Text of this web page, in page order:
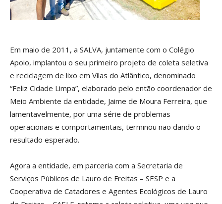
Em maio de 2011, a SALVA, juntamente com o Colégio
Apoio, implantou o seu primeiro projeto de coleta seletiva
e reciclagem de lixo em Vilas do Atlântico, denominado
“Feliz Cidade Limpa”, elaborado pelo então coordenador de
Meio Ambiente da entidade, Jaime de Moura Ferreira, que
lamentavelmente, por uma série de problemas
operacionais e comportamentais, terminou não dando o
resultado esperado.
Agora a entidade, em parceria com a Secretaria de
Serviços Públicos de Lauro de Freitas – SESP e a
Cooperativa de Catadores e Agentes Ecológicos de Lauro